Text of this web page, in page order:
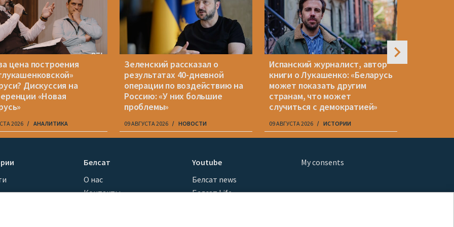
цена построения
Дискуссия на
«Новая
2026 АНАЛИТИКА
Зеленский рассказал о
результатах 40-дневной
операции по воздействию на
Россию: «У них большие
проблемы»
09 АВГУСТА 2026 НОВОСТИ
Испанский журналист, автор
книги о Лукашенко: «Беларусь
может показать другим
странам, что может
случиться с демократией»
09 АВГУСТА 2026 ИСТОРИИ
Белсат
О нас
Контакты
Youtube
Белсат news
Белсат Life
My consents